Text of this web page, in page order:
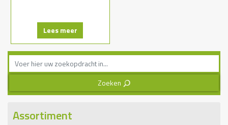
Zoeken 3
Assortiment
Lees meer